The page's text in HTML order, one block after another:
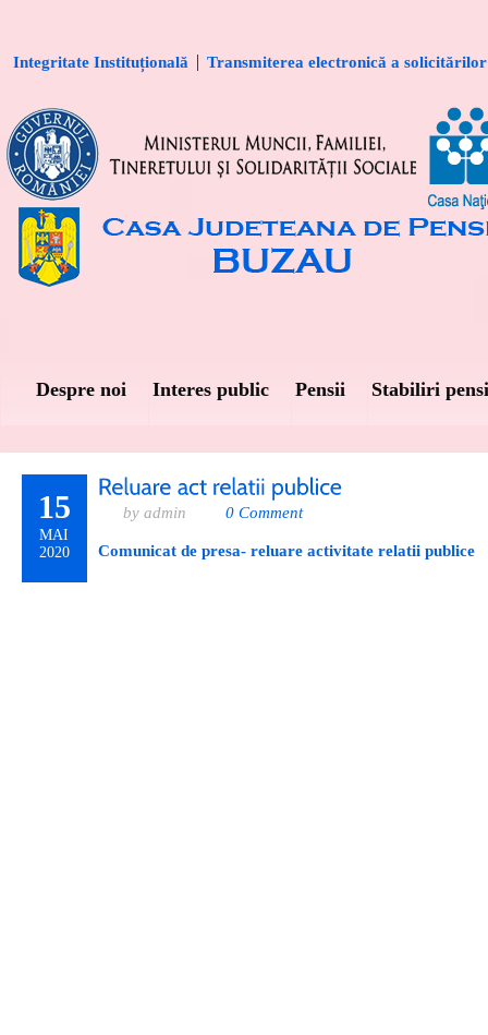
Integritate Instituțională Transmiterea electronică a solicitărilor
Despre noi Interes public Pensii Stabiliri
15
MAI
2020
by admin 0 Comment
Comunicat de presa- reluare activitate relatii publice